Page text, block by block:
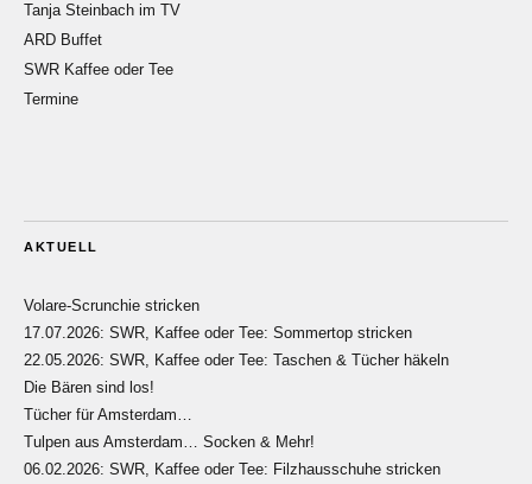
Tanja Steinbach im TV
ARD Buffet
SWR Kaffee oder Tee
Termine
AKTUELL
Volare-Scrunchie stricken
17.07.2026: SWR, Kaffee oder Tee: Sommertop stricken
22.05.2026: SWR, Kaffee oder Tee: Taschen & Tücher häkeln
Die Bären sind los!
Tücher für Amsterdam…
Tulpen aus Amsterdam… Socken & Mehr!
06.02.2026: SWR, Kaffee oder Tee: Filzhausschuhe stricken